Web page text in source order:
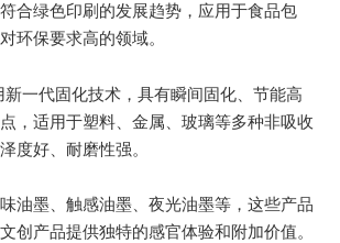
合绿色印刷的发展趋势，应用于食品包
环保要求高的领域。
一代固化技术，具有瞬间固化、节能高
，适用于塑料、金属、玻璃等多种非吸收
度好、耐磨性强。
油墨、触感油墨、夜光油墨等，这些产品
创产品提供独特的感官体验和附加价值。